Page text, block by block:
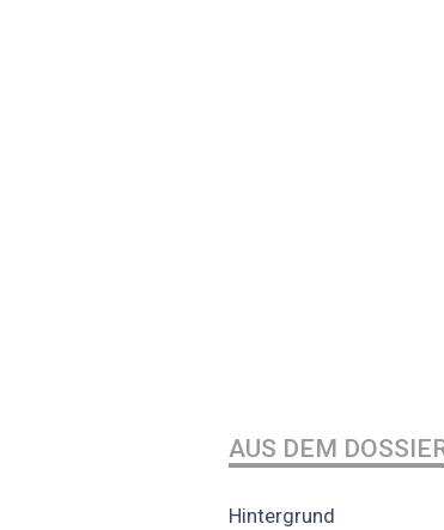
AUS DEM
Hintergrund